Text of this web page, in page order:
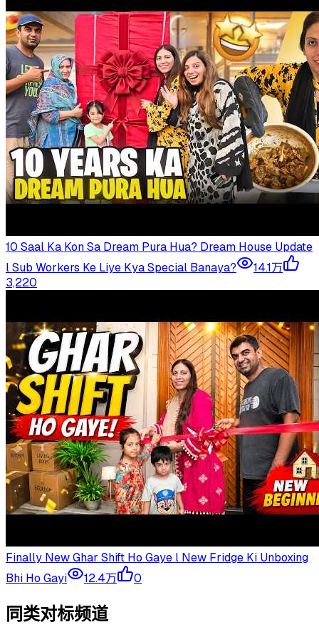
10 Saal Ka Kon Sa Dream Pura Hua? Dream House Update
l Sub Workers Ke Liye Kya Special Banaya?
14.1万
3,220
Finally New Ghar Shift Ho Gaye l New Fridge Ki Unboxing
Bhi Ho Gayi
12.4万 0
同类对标频道